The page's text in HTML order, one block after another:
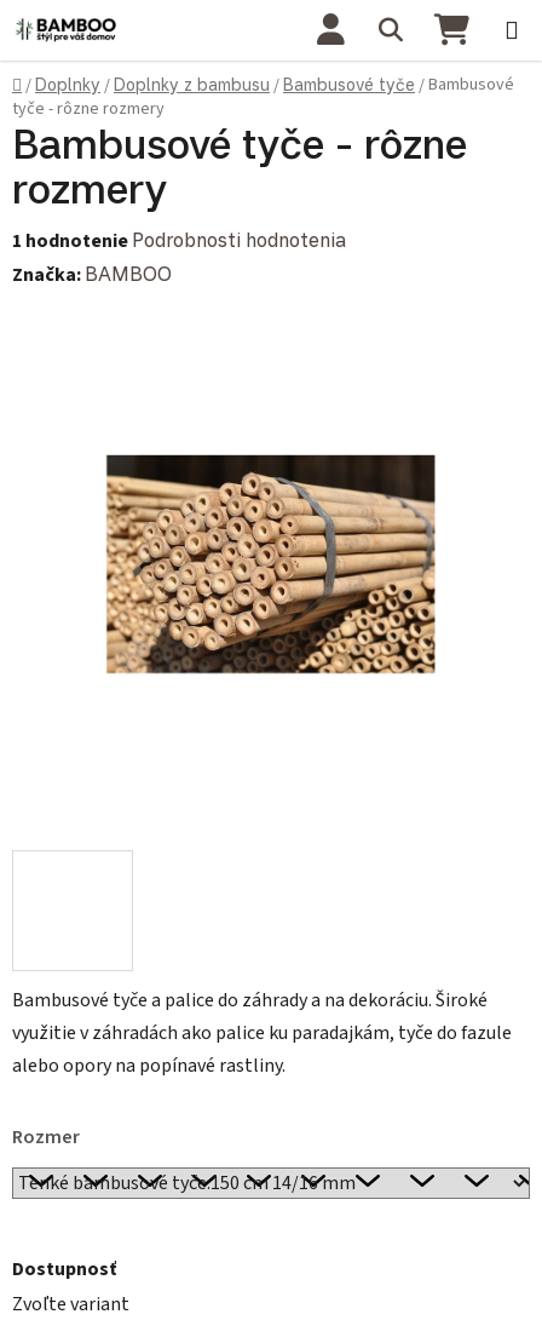
Prejsť na obsah Hľadať
Domov
/Doplnky /Doplnky z bambusu /Bambusové tyče /Bambusové
tyče - rôzne rozmery
Bambusové tyče a palice do záhrady a na dekoráciu. Široké
využitie v záhradách ako palice ku paradajkám, tyče do fazule
alebo opory na popínavé rastliny.
Rozmer
Dostupnosť
Zvoľte variant
Bambusové tyče - rôzne
rozmery
Priemerné hodnotenie produktu je 5,0 z 5 hviezdičiek.
1 hodnotenie Podrobnosti hodnotenia
Značka: BAMBOO